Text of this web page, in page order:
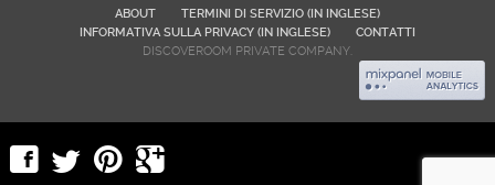
ABOUT
TERMINI DI SERVIZIO (IN INGLESE)
INFORMATIVA SULLA PRIVACY (IN INGLESE)
CONTATTI
DISCOVEROOM PRIVATE COMPANY.